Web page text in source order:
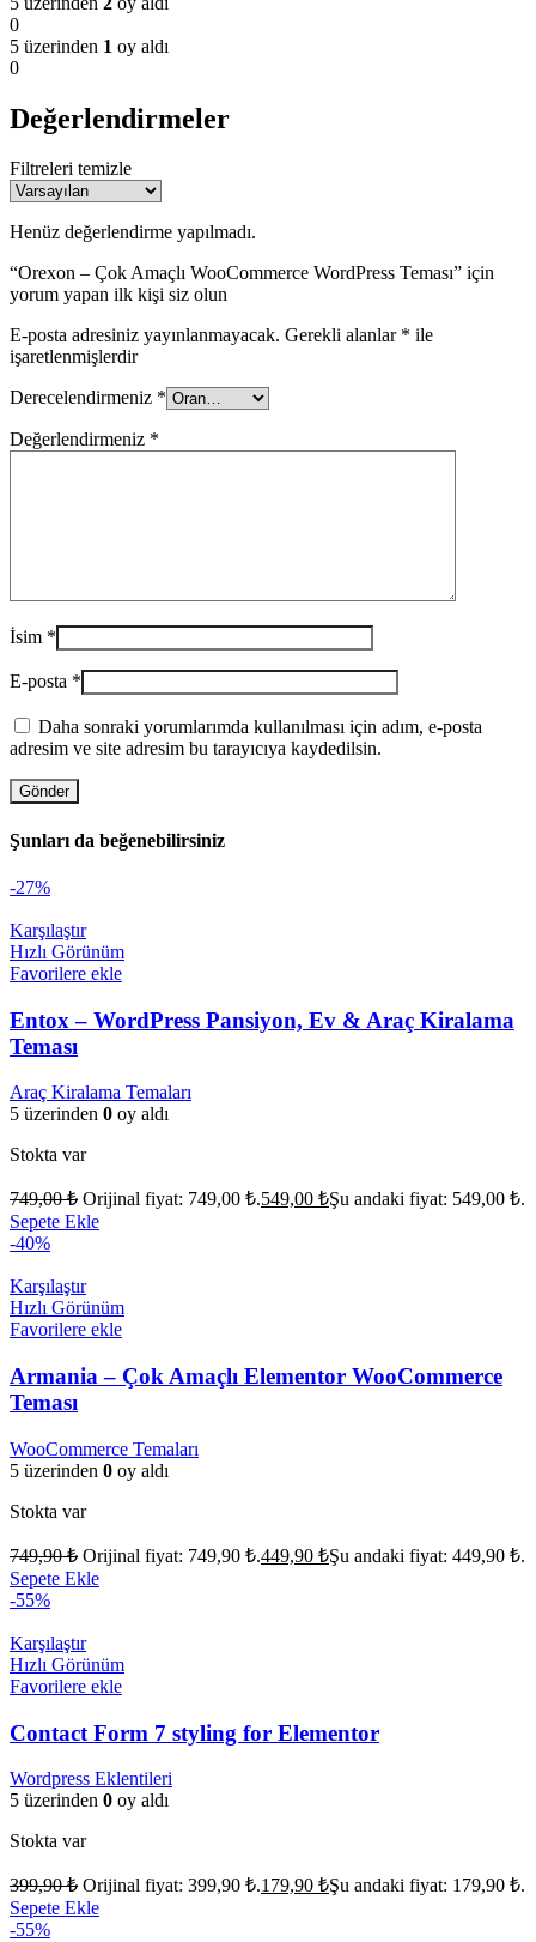
0
5 üzerinden 1 oy aldı
0
Değerlendirmeler
Filtreleri temizle
Henüz değerlendirme yapılmadı.
“Orexon – Çok Amaçlı WooCommerce WordPress Teması” için
yorum yapan ilk kişi siz olun
E-posta adresiniz yayınlanmayacak. Gerekli alanlar * ile
işaretlenmişlerdir
Derecelendirmeniz *
Değerlendirmeniz *
İsim *
E-posta *
Daha sonraki yorumlarımda kullanılması için adım, e-posta
adresim ve site adresim bu tarayıcıya kaydedilsin.
Şunları da beğenebilirsiniz
-27%
Karşılaştır
Hızlı Görünüm
Favorilere ekle
Entox – WordPress Pansiyon, Ev & Araç Kiralama
Teması
Araç Kiralama Temaları
5 üzerinden 0 oy aldı
Stokta var
749,00₺ Orijinal fiyat: 749,00 ₺.549,00 ₺Şu andaki fiyat: 549,00 ₺.
Sepete Ekle
-40%
Karşılaştır
Hızlı Görünüm
Favorilere ekle
Armania – Çok Amaçlı Elementor WooCommerce
Teması
WooCommerce Temaları
5 üzerinden 0 oy aldı
Stokta var
749,90₺ Orijinal fiyat: 749,90 ₺.449,90 ₺Şu andaki fiyat: 449,90 ₺.
Sepete Ekle
-55%
Karşılaştır
Hızlı Görünüm
Favorilere ekle
Contact Form 7 styling for Elementor
Wordpress Eklentileri
5 üzerinden 0 oy aldı
Stokta var
399,90₺ Orijinal fiyat: 399,90 ₺.179,90 ₺Şu andaki fiyat: 179,90 ₺.
Sepete Ekle
-55%